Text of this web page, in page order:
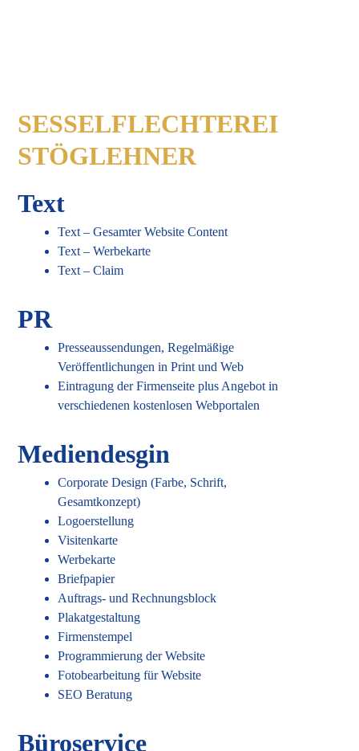
SESSELFLECHTEREI
STÖGLEHNER
Text
Text – Gesamter Website Content
Text – Werbekarte
Text – Claim
PR
Presseaussendungen, Regelmäßige
Veröffentlichungen in Print und Web
Eintragung der Firmenseite plus Angebot in
verschiedenen kostenlosen Webportalen
Mediendesgin
Corporate Design (Farbe, Schrift,
Gesamtkonzept)
Logoerstellung
Visitenkarte
Werbekarte
Briefpapier
Auftrags- und Rechnungsblock
Plakatgestaltung
Firmenstempel
Programmierung der Website
Fotobearbeitung für Website
SEO Beratung
Büroservice